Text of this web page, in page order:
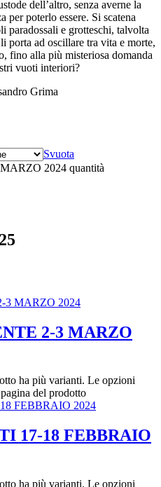
dell’altro, senza averne la
per poterlo essere. Si scatena
paradossali e grotteschi, talvolta
porta ad oscillare tra vita e morte,
fino alla più misteriosa domanda
vuoti interiori?
Grima
Svuota
2024 quantità
2-3 MARZO
ha più varianti. Le opzioni
del prodotto
17-18 FEBBRAIO
ha più varianti. Le opzioni